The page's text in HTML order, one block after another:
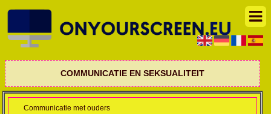
COMMUNICATIE EN SEKSUALITEIT
Communicatie met ouders